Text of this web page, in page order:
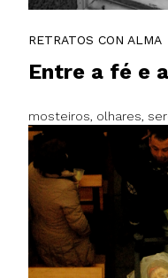
RETRATOS CON ALMA
Entre a fé e
mosteiros, olhares,